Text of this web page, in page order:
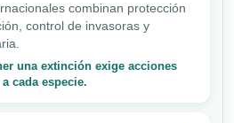
combinan protección
control de invasoras y
una extinción exige acciones
cada especie.